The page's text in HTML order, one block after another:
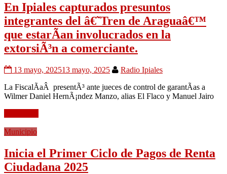
En Ipiales capturados presuntos
integrantes del â€˜Tren de Araguaâ€™
que estarÃ­an involucrados en la
extorsiÃ³n a comerciante.
13 mayo, 202513 mayo, 2025
Radio Ipiales
La FiscalÃ­aÂ presentÃ³ ante jueces de control de garantÃ­as a
Wilmer Daniel HernÃ¡ndez Manzo, alias El Flaco y Manuel Jairo
Municipio
Inicia el Primer Ciclo de Pagos de Renta
Ciudadana 2025